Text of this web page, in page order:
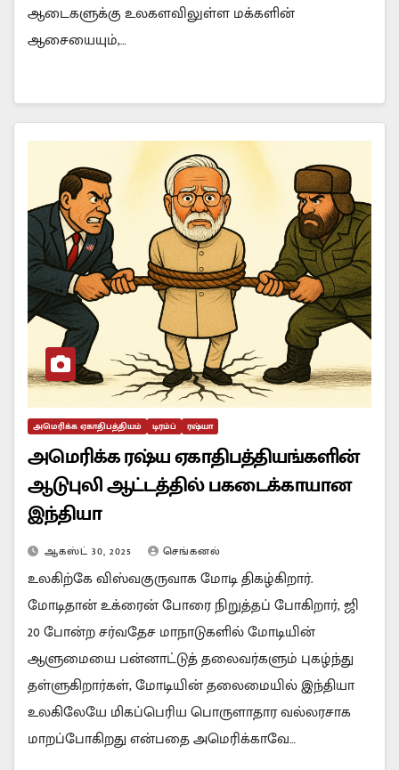
ஆடைகளுக்கு உலகளவிலுள்ள மக்களின்
ஆசையையும்,…
அமெரிக்க ஏகாதிபத்தியம் டிரம்ப் ரஷ்யா
அமெரிக்க ரஷ்ய ஏகாதிபத்தியங்களின்
ஆடுபுலி ஆட்டத்தில் பகடைக்காயான
இந்தியா
ஆகஸ்ட் 30, 2025 செங்கனல்
உலகிற்கே விஸ்வகுருவாக மோடி திகழ்கிறார்.
மோடிதான் உக்ரைன் போரை நிறுத்தப் போகிறார், ஜி
20 போன்ற சர்வதேச மாநாடுகளில் மோடியின்
ஆளுமையை பன்னாட்டுத் தலைவர்களும் புகழ்ந்து
தள்ளுகிறார்கள், மோடியின் தலைமையில் இந்தியா
உலகிலேயே மிகப்பெரிய பொருளாதார வல்லரசாக
மாறப்போகிறது என்பதை அமெரிக்காவே…